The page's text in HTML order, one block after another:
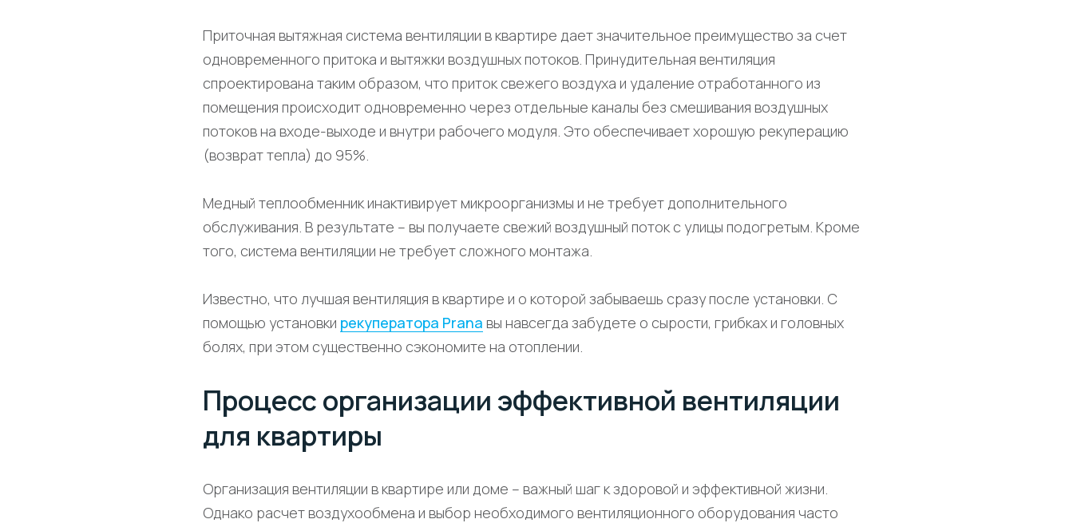
Приточная вытяжная система вентиляции в квартире дает значительное преимущество за счет
одновременного притока и вытяжки воздушных потоков. Принудительная вентиляция
спроектирована таким образом, что приток свежего воздуха и удаление отработанного из
помещения происходит одновременно через отдельные каналы без смешивания воздушных
потоков на входе-выходе и внутри рабочего модуля. Это обеспечивает хорошую рекуперацию
(возврат тепла) до 95%.
Медный теплообменник инактивирует микроорганизмы и не требует дополнительного
обслуживания. В результате – вы получаете свежий воздушный поток с улицы подогретым. Кроме
того, система вентиляции не требует сложного монтажа.
Известно, что лучшая вентиляция в квартире и о которой забываешь сразу после установки. С
помощью установки рекуператора Prana вы навсегда забудете о сырости, грибках и головных
болях, при этом существенно сэкономите на отоплении.
Процесс организации эффективной вентиляции
для квартиры
Организация вентиляции в квартире или доме – важный шаг к здоровой и эффективной жизни.
Однако расчет воздухообмена и выбор необходимого вентиляционного оборудования часто